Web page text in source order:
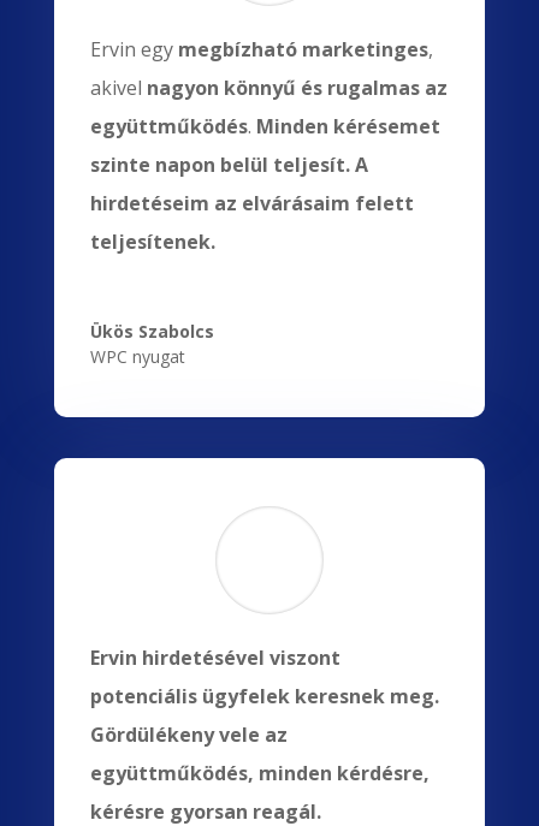
Ervin egy megbízható marketinges,
akivel nagyon könnyű és rugalmas az
együttműködés. Minden kérésemet
szinte napon belül teljesít. A
hirdetéseim az elvárásaim felett
teljesítenek.
Ükös Szabolcs
WPC nyugat
Ervin hirdetésével viszont
potenciális ügyfelek keresnek meg.
Gördülékeny vele az
együttműködés, minden kérdésre,
kérésre gyorsan reagál.